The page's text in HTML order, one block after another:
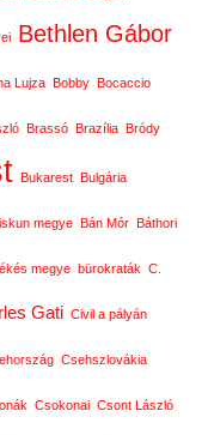
Bethlen Gábor
Lujza Bobby Bocaccio
Brassó Brazília Bródy
Bukarest Bulgária
megye Bán Mór Báthori
megye bürokraták C.
Gati Civil a pályán
Csehszlovákia
Csokonai Csont László